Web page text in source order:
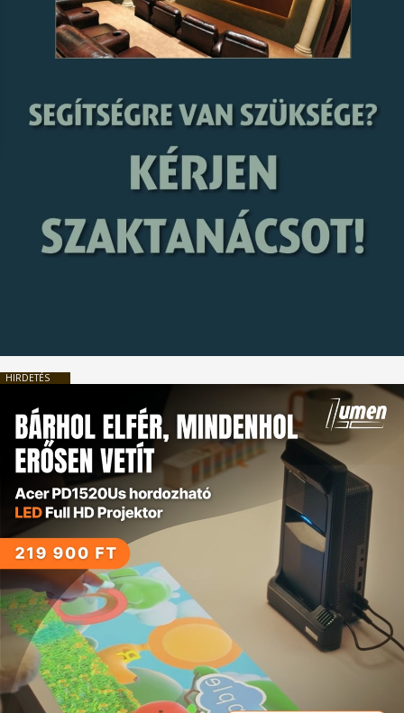
HIRDETÉS